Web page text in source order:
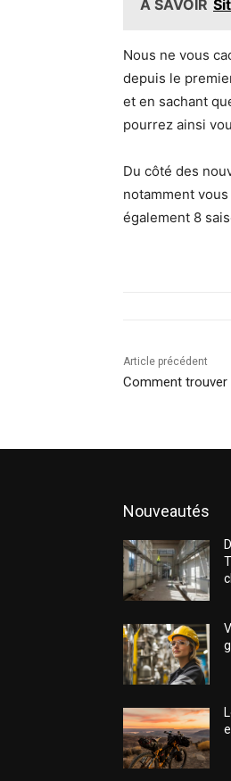
A SAVOIR
Nous ne vous
depuis le
et en sachant
pourrez ainsi
Du côté des
notamment
également 8
Article précédent
Comment
Nouveautés